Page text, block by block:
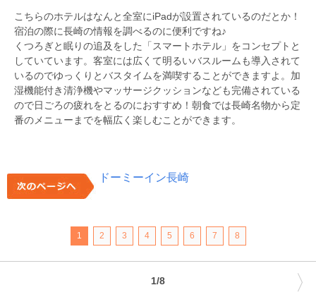
こちらのホテルはなんと全室にiPadが設置されているのだとか！
宿泊の際に長崎の情報を調べるのに便利ですね♪
くつろぎと眠りの追及をした「スマートホテル」をコンセプトと
していています。客室には広くて明るいバスルームも導入されて
いるのでゆっくりとバスタイムを満喫することができますよ。加
湿機能付き清浄機やマッサージクッションなども完備されている
ので日ごろの疲れをとるのにおすすめ！朝食では長崎名物から定
番のメニューまでを幅広く楽しむことができます。
ドーミーイン長崎
1 2 3 4 5 6 7 8
1/8 〉